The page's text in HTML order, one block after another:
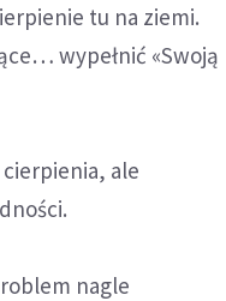
tu na ziemi.
wypełnić «Swoją
ale
nagle